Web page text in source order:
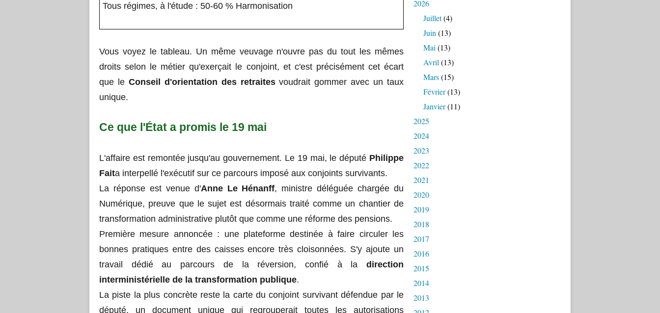
Tous régimes, à l'étude : 50-60 % Harmonisation
Vous voyez le tableau. Un même veuvage n'ouvre pas du tout les mêmes
droits selon le métier qu'exerçait le conjoint, et c'est précisément cet écart
que le Conseil d'orientation des retraitesvoudrait gommer avec un taux
unique.
Ce que l'État a promis le 19 mai
L'affaire est remontée jusqu'au gouvernement. Le 19 mai, le député Philippe
Faita interpellé l'exécutif sur ce parcours imposé aux conjoints survivants.
La réponse est venue d'Anne Le Hénanff, ministre déléguée chargée du
Numérique, preuve que le sujet est désormais traité comme un chantier de
transformation administrative plutôt que comme une réforme des pensions.
Première mesure annoncée : une plateforme destinée à faire circuler les
bonnes pratiques entre des caisses encore très cloisonnées. S'y ajoute un
travail dédié au parcours de la réversion, confié à la direction
interministérielle de la transformation publique.
La piste la plus concrète reste la carte du conjoint survivant défendue par le
député, un document unique qui regrouperait toutes les autorisations
2026
Juillet(4)
Juin (13)
Mai (13)
Avril (13)
Mars(15)
Février(13)
Janvier(11)
2025
2024
2023
2022
2021
2020
2019
2018
2017
2016
2015
2014
2013